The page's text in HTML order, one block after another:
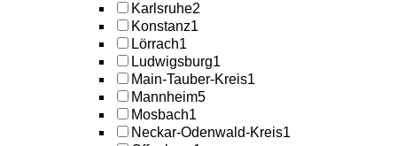
Karlsruhe2
Konstanz1
Lörrach1
Ludwigsburg1
Main-Tauber-Kreis1
Mannheim5
Mosbach1
Neckar-Odenwald-Kreis1